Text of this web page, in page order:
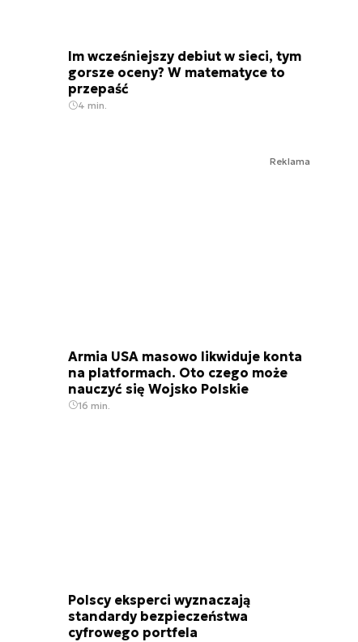
Im wcześniejszy debiut w sieci, tym
gorsze oceny? W matematyce to
przepaść
4 min.
Reklama
Armia USA masowo likwiduje konta
na platformach. Oto czego może
nauczyć się Wojsko Polskie
16 min.
Polscy eksperci wyznaczają
standardy bezpieczeństwa
cyfrowego portfela